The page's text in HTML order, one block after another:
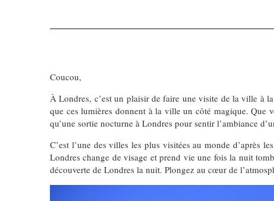
Coucou,
À Londres, c’est un plaisir de faire une visite de la ville à
que ces lumières donnent à la ville un côté magique. Que
qu’une sortie nocturne à Londres pour sentir l’ambiance
C’est l’une des villes les plus visitées au monde d’après
Londres change de visage et prend vie une fois la nuit
découverte de Londres la nuit. Plongez au cœur de